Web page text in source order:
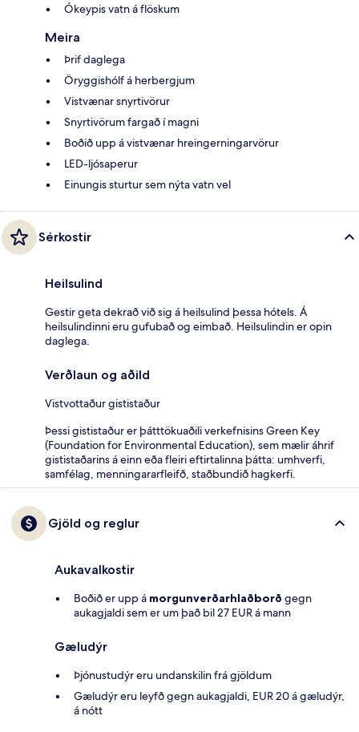
Ókeypis vatn á flöskum
Meira
Þrif daglega
Öryggishólf á herbergjum
Vistvænar snyrtivörur
Snyrtivörum fargað í magni
Boðið upp á vistvænar hreingerningarvörur
LED-ljósaperur
Einungis sturtur sem nýta vatn vel
Sérkostir
Heilsulind
Gestir geta dekrað við sig á heilsulind þessa hótels. Á
heilsulindinni eru gufubað og eimbað. Heilsulindin er opin
daglega.
Verðlaun og aðild
Vistvottaður gististaður
Þessi gististaður er þátttökuaðili verkefnisins Green Key
(Foundation for Environmental Education), sem mælir áhrif
gististaðarins á einn eða fleiri eftirtalinna þátta: umhverfi,
samfélag, menningararfleifð, staðbundið hagkerfi.
Gjöld og reglur
Aukavalkostir
Boðið er upp á morgunverðarhlaðborð gegn
aukagjaldi sem er um það bil 27 EUR á mann
Gæludýr
Þjónustudýr eru undanskilin frá gjöldum
Gæludýr eru leyfð gegn aukagjaldi, EUR 20 á gæludýr,
á nótt